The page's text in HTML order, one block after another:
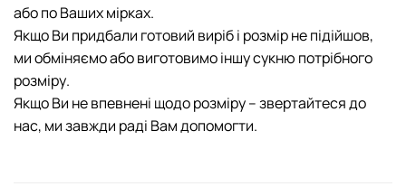
або по Ваших мірках.
Якщо Ви придбали готовий виріб і розмір не підійшов,
ми обміняємо або виготовимо іншу сукню потрібного
розміру.
Якщо Ви не впевнені щодо розміру – звертайтеся до
нас, ми завжди раді Вам допомогти.